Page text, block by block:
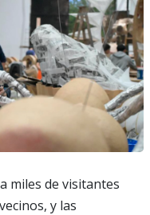
miles de visitantes
y las